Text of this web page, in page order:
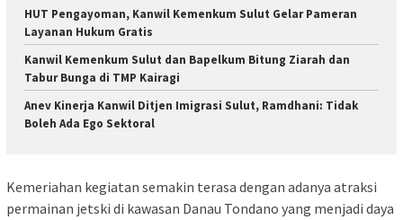
HUT Pengayoman, Kanwil Kemenkum Sulut Gelar Pameran
Layanan Hukum Gratis
‎Kanwil Kemenkum Sulut dan Bapelkum Bitung Ziarah dan
Tabur Bunga di TMP Kairagi
Anev Kinerja Kanwil Ditjen Imigrasi Sulut, Ramdhani: Tidak
Boleh Ada Ego Sektoral
Kemeriahan kegiatan semakin terasa dengan adanya atraksi
permainan jetski di kawasan Danau Tondano yang menjadi daya